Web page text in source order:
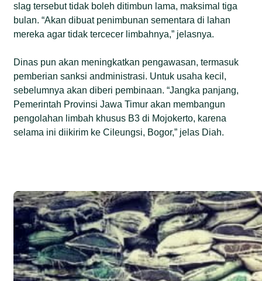
slag tersebut tidak boleh ditimbun lama, maksimal tiga
bulan. “Akan dibuat penimbunan sementara di lahan
mereka agar tidak tercecer limbahnya,” jelasnya.
Dinas pun akan meningkatkan pengawasan, termasuk
pemberian sanksi andministrasi. Untuk usaha kecil,
sebelumnya akan diberi pembinaan. “Jangka panjang,
Pemerintah Provinsi Jawa Timur akan membangun
pengolahan limbah khusus B3 di Mojokerto, karena
selama ini diikirim ke Cileungsi, Bogor,” jelas Diah.